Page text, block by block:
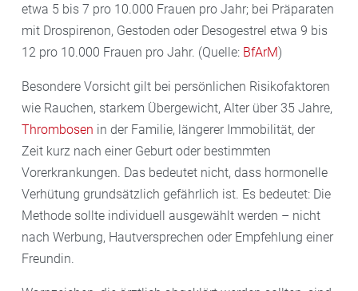
etwa 5 bis 7 pro 10.000 Frauen pro Jahr; bei Präparaten
mit Drospirenon, Gestoden oder Desogestrel etwa 9 bis
12 pro 10.000 Frauen pro Jahr. (Quelle: BfArM)
Besondere Vorsicht gilt bei persönlichen Risikofaktoren
wie Rauchen, starkem Übergewicht, Alter über 35 Jahre,
Thrombosen in der Familie, längerer Immobilität, der
Zeit kurz nach einer Geburt oder bestimmten
Vorerkrankungen. Das bedeutet nicht, dass hormonelle
Verhütung grundsätzlich gefährlich ist. Es bedeutet: Die
Methode sollte individuell ausgewählt werden – nicht
nach Werbung, Hautversprechen oder Empfehlung einer
Freundin.